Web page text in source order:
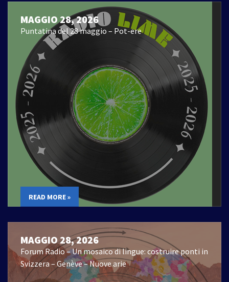
MAGGIO 28, 2026
Puntatina del 28 maggio – Pot-ere
READ MORE »
MAGGIO 28, 2026
Forum Radio – Un mosaico di lingue: costruire ponti in
Svizzera – Genève – Nuove arie